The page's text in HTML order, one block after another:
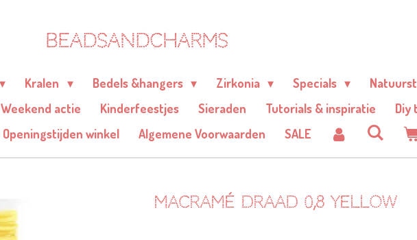
BEADSANDCHARMS
Kralen Bedels &hangers Zirkonia Specials
Weekend actie Kinderfeestjes Sieraden Tutorials & inspiratie Diy
Openingstijden winkel Algemene Voorwaarden SALE
Macramé draad 0,8 Yellow